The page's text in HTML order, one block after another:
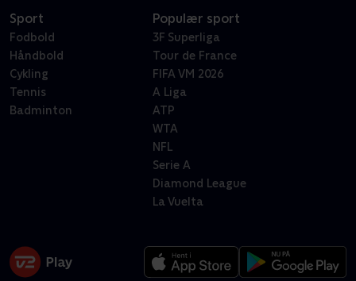
Sport
Fodbold
Håndbold
Cykling
Tennis
Badminton
Populær sport
3F Superliga
Tour de France
FIFA VM 2026
A Liga
ATP
WTA
NFL
Serie A
Diamond League
La Vuelta